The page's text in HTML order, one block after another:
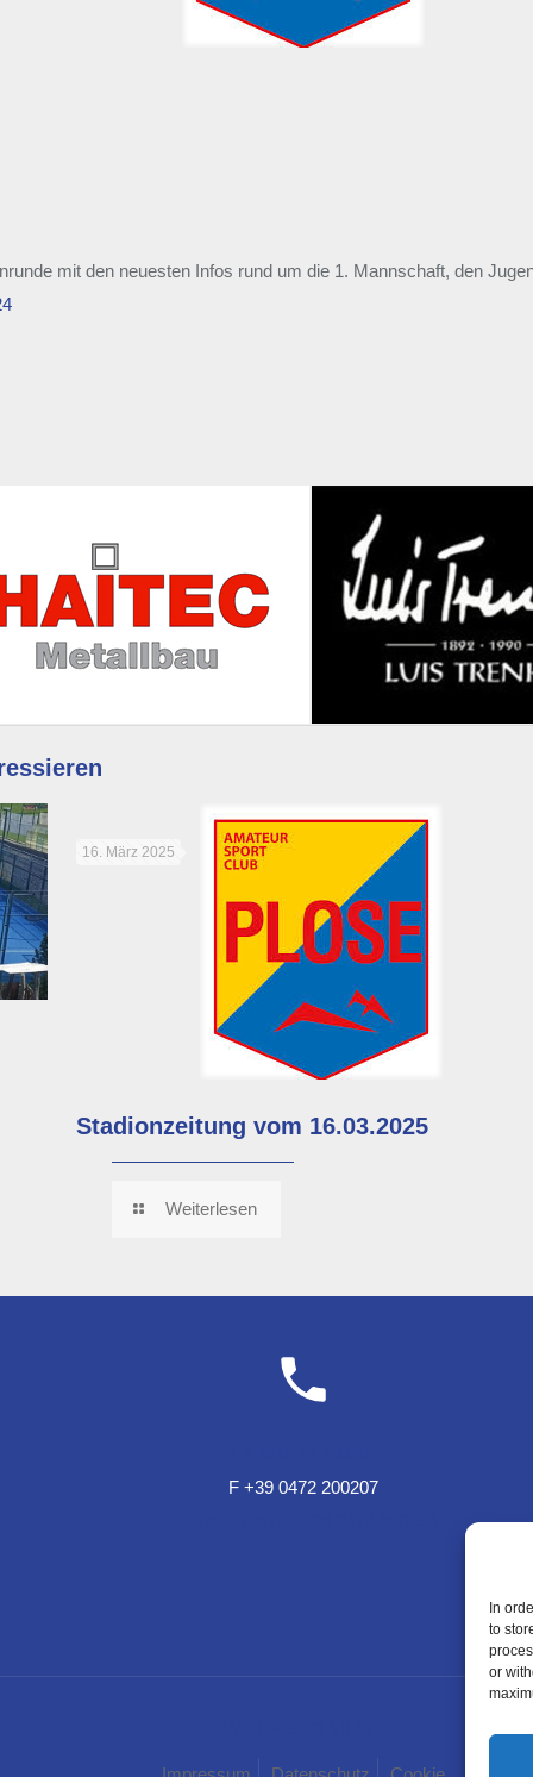
In
to
or
mit den neuesten Infos rund um die 1. Mannschaft, den
16. März 2025
Stadionzeitung vom 16.03.2025
Weiterlesen
F +39 0472 200207